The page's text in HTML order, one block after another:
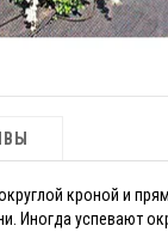
кроной и
Иногда успевают